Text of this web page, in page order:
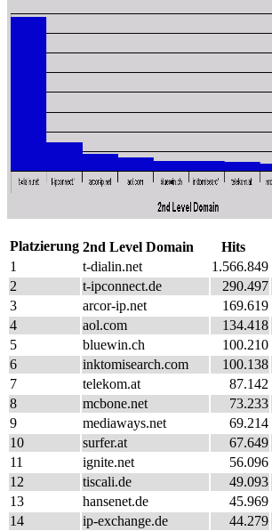
Platzierung 2nd Level Domain Hits
1
t-dialin.net 1.566.849
2
t-ipconnect.de 290.497
3
arcor-ip.net 169.619
4
aol.com 134.418
5
bluewin.ch 100.210
6
inktomisearch.com 100.138
7
telekom.at 87.142
8
mcbone.net 73.233
9
mediaways.net 69.214
10
surfer.at 67.649
11
ignite.net 56.096
12
tiscali.de 49.093
13
hansenet.de 45.969
14
ip-exchange.de 44.279